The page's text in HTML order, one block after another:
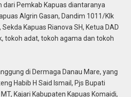
Pemkab Kapuas diantaranya
Algrin Gasan, Dandim 1011/Klk
Kapuas Rianova SH, Ketua DAD
tokoh adat, tokoh agama dan tokoh
di Dermaga Danau Mare, yang
Habib H Said Ismail, Pjs Bupati
Kajari Kabupaten Kapuas Komaidi,